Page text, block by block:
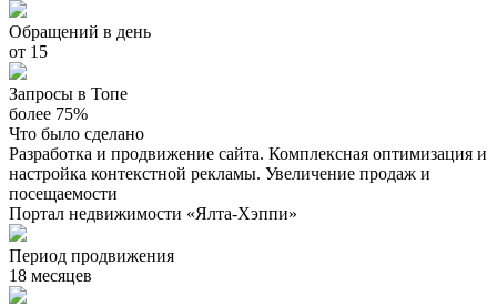
Обращений в день
от 15
Запросы в Топе
более 75%
Что было сделано
Разработка и продвижение сайта. Комплексная оптимизация и
настройка контекстной рекламы. Увеличение продаж и
посещаемости
Портал недвижимости «Ялта-Хэппи»
Период продвижения
18 месяцев